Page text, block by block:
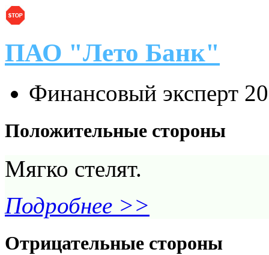
ПАО "Лето Банк"
Финансовый эксперт
Положительные стороны
Мягко стелят.
Подробнее >>
Отрицательные стороны